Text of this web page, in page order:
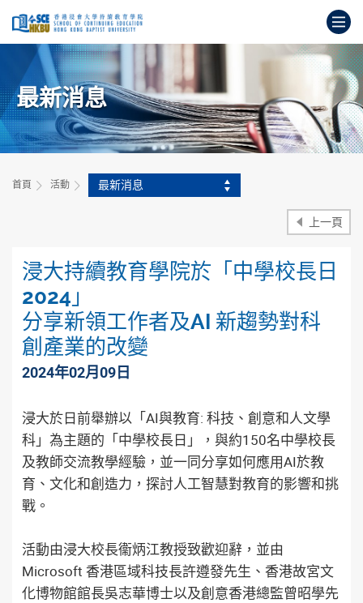
容
打
要
內
容
最新消息
首頁 活動 最新消息
上一頁
浸大持續教育學院於「中學校長日
2024」
分享新領工作者及AI 新趨勢對科
創產業的改變
2024年02月09日
浸大於日前舉辦以「AI與教育: 科技、創意和人文學
科」為主題的「中學校長日」，與約150名中學校長
及教師交流教學經驗，並一同分享如何應用AI於教
育、文化和創造力，探討人工智慧對教育的影響和挑
戰。
活動由浸大校長衞炳江教授致歡迎辭，並由
Microsoft 香港區域科技長許遵發先生、香港故宮文
化博物館館長吳志華博士以及創意香港總監曾昭學先